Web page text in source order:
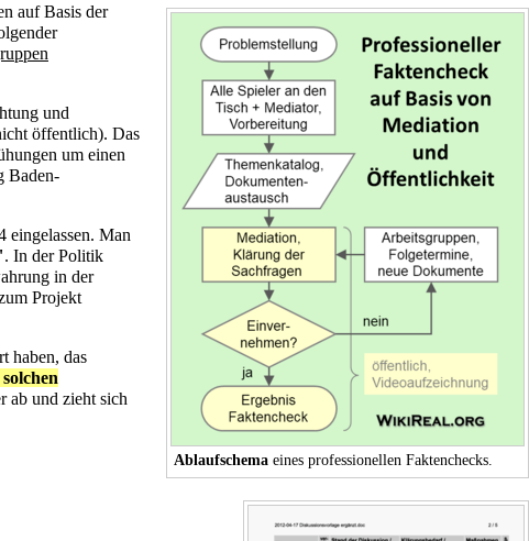
Ablaufschema eines professionellen Faktenchecks.
auf Basis der
und
öffentlich). Das
um einen
Baden-
eingelassen. Man
. In der Politik
in der
Projekt
haben, das
ab und zieht sich